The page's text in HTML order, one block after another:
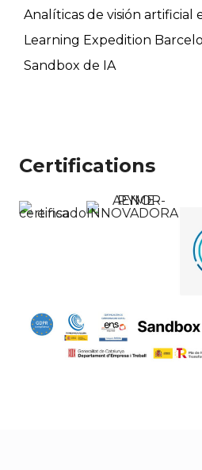
Analíticas de visión artificial
Learning Expedition
Sandbox de IA
Certifications